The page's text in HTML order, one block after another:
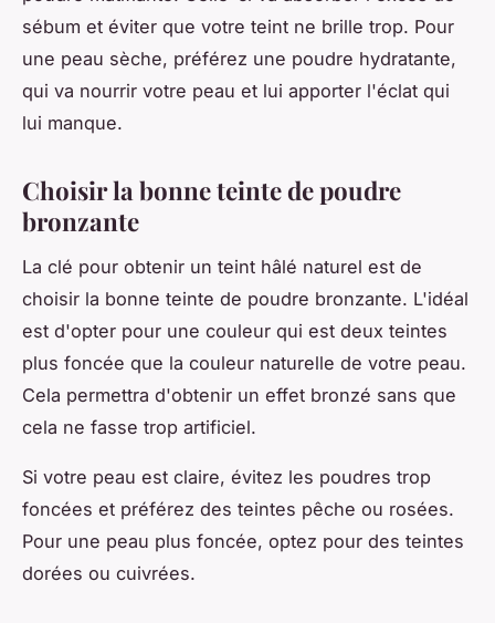
sébum et éviter que votre teint ne brille trop. Pour
une peau sèche, préférez une poudre hydratante,
qui va nourrir votre peau et lui apporter l'éclat qui
lui manque.
Choisir la bonne teinte de poudre
bronzante
La clé pour obtenir un teint hâlé naturel est de
choisir la bonne teinte de poudre bronzante. L'idéal
est d'opter pour une couleur qui est deux teintes
plus foncée que la couleur naturelle de votre peau.
Cela permettra d'obtenir un effet bronzé sans que
cela ne fasse trop artificiel.
Si votre peau est claire, évitez les poudres trop
foncées et préférez des teintes pêche ou rosées.
Pour une peau plus foncée, optez pour des teintes
dorées ou cuivrées.